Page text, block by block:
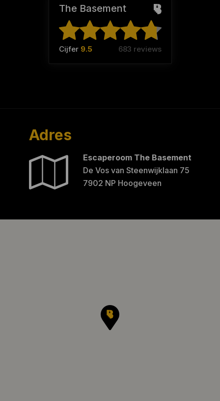
The Basement
Cijfer 9.5 683 reviews
Adres
Escaperoom The Basement
De Vos van Steenwijklaan 75
7902 NP Hoogeveen